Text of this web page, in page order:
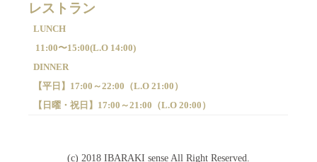
LUNCH
11:00〜15:00(L.O 14:00)
DINNER
【平日】 17:00～22:00（L.O 21:00）
【日曜・祝日】 17:00～21:00（L.O 20:00）
(c) 2018 IBARAKI sense All Right Reserved.